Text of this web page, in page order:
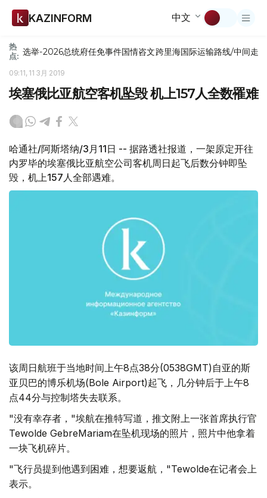
KAZINFORM 中文
热
点: 选举-2026总统府任免事件国情咨文跨里海国际运输路线/中间走廊
09:11, 11 3月 2019
埃塞俄比亚航空客机坠毁 机上157人全数罹难
哈通社/阿斯塔纳/3月11日 -- 据路透社报道，一架原定开往
内罗毕的埃塞俄比亚航空公司客机周日起飞后数分钟即坠
毁，机上157人全部遇难。
该周日航班于当地时间上午8点38分(0538GMT)自亚的斯
亚贝巴的博乐机场(Bole Airport)起飞，几分钟后于上午8
点44分与控制塔失去联系。
"没有幸存者，"埃航在推特写道，推文附上一张首席执行官
Tewolde GebreMariam在坠机现场的照片，照片中他拿着
一块飞机碎片。
"飞行员提到他遇到困难，想要返航，"Tewolde在记者会上
表示。